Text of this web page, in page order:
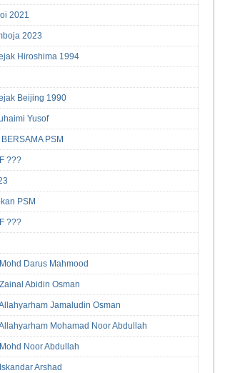
2021
2023
Hiroshima 1994
Beijing 1990
Yusof
PSM
???
PSM
???
Darus Mahmood
Abidin Osman
Jamaludin Osman
Mohamad Noor Abdullah
Noor Abdullah
Arshad